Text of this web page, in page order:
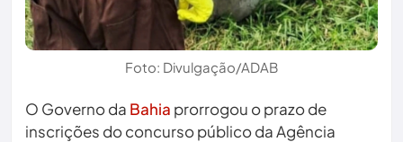
Foto: Divulgação/ADAB
O Governo da Bahia prorrogou o prazo de
inscrições do concurso público da Agência